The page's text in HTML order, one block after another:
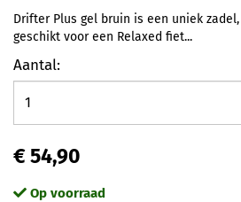
Drifter Plus gel bruin is een uniek
geschikt voor een Relaxed fiet...
Aantal:
€ 54,90
Op voorraad